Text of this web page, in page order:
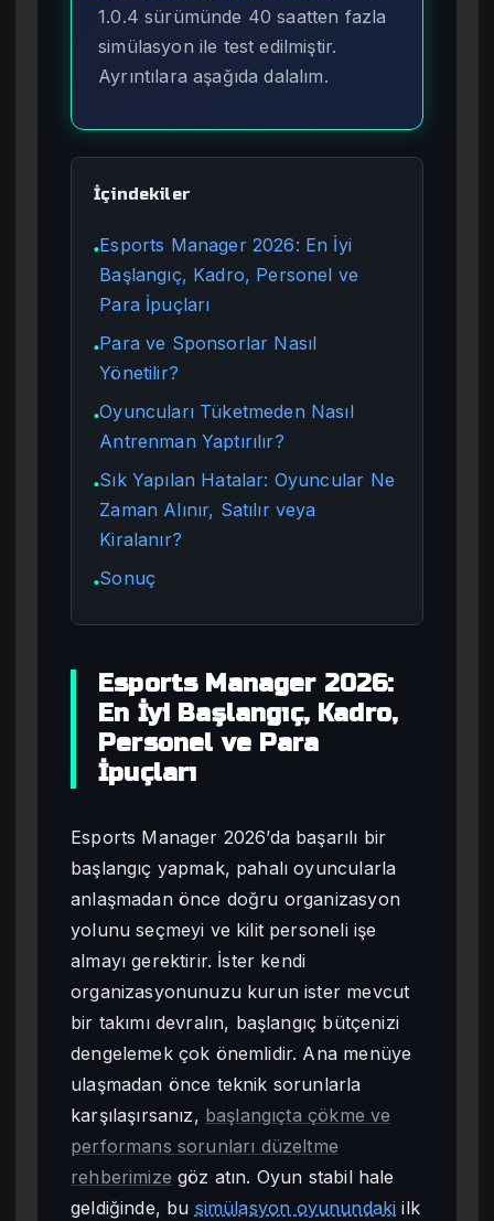
1.0.4 sürümünde 40 saatten fazla
simülasyon ile test edilmiştir.
Ayrıntılara aşağıda dalalım.
İçindekiler
●Esports Manager 2026: En İyi
Başlangıç, Kadro, Personel ve
Para İpuçları
●Para ve Sponsorlar Nasıl
Yönetilir?
●Oyuncuları Tüketmeden Nasıl
Antrenman Yaptırılır?
●Sık Yapılan Hatalar: Oyuncular Ne
Zaman Alınır, Satılır veya
Kiralanır?
●Sonuç
Esports Manager 2026:
En İyi Başlangıç, Kadro,
Personel ve Para
İpuçları
Esports Manager 2026’da başarılı bir
başlangıç yapmak, pahalı oyuncularla
anlaşmadan önce doğru organizasyon
yolunu seçmeyi ve kilit personeli işe
almayı gerektirir. İster kendi
organizasyonunuzu kurun ister mevcut
bir takımı devralın, başlangıç bütçenizi
dengelemek çok önemlidir. Ana menüye
ulaşmadan önce teknik sorunlarla
karşılaşırsanız, başlangıçta çökme ve
performans sorunları düzeltme
rehberimize göz atın. Oyun stabil hale
geldiğinde, bu simülasyon oyunundaki ilk